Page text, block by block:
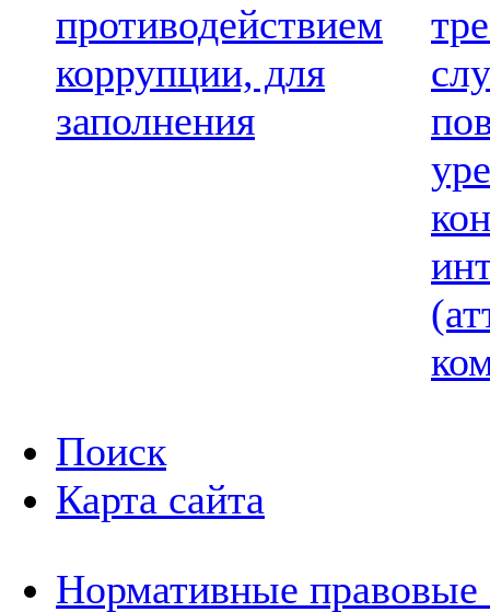
противодействием
коррупции, для
заполнения
Поиск
Карта сайта
Нормативные правовые